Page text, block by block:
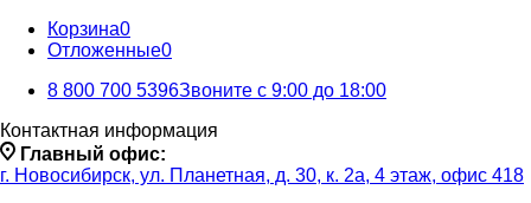
Корзина0
Отложенные0
8 800 700 5396Звоните с 9:00 до 18:00
Контактная информация
Главный офис:
г. Новосибирск, ул. Планетная, д. 30, к. 2а, 4 этаж, офис 418